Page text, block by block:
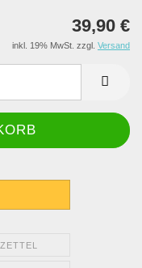
39,90 €
inkl. 19% MwSt. zzgl. Versand